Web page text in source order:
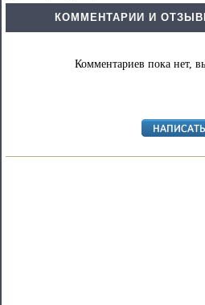
КОММЕНТАРИИ И
Комментариев пока нет,